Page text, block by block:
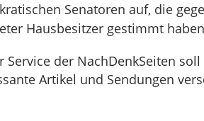
Senatoren auf, die
Hausbesitzer gestimmt haben
Service der NachDenkSeiten
Artikel und Sendungen